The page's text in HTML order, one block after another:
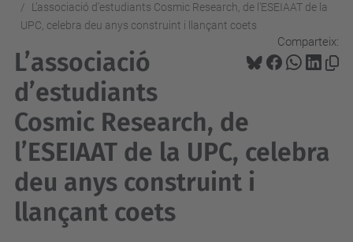
L’associació d’estudiants Cosmic Research, de l’ESEIAAT de la
UPC, celebra deu anys construint i llançant coets
Comparteix:
L’associació
d’estudiants
Cosmic Research, de
l’ESEIAAT de la UPC, celebra
deu anys construint i
llançant coets